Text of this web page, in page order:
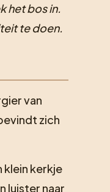
het bos in.
te doen.
van
bevindt zich
klein kerkje
luister naar